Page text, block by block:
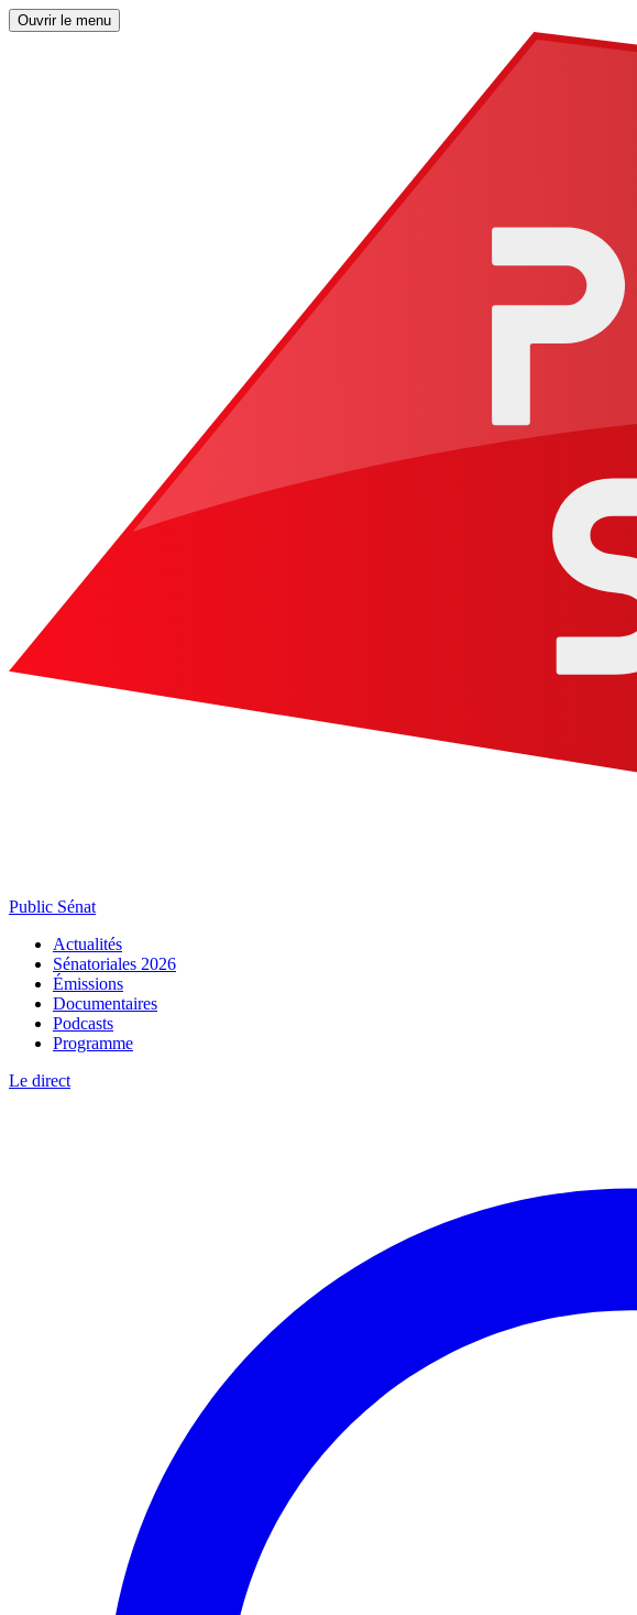
Ouvrir le menu
Public Sénat
Actualités
Sénatoriales 2026
Émissions
Documentaires
Podcasts
Programme
Le direct